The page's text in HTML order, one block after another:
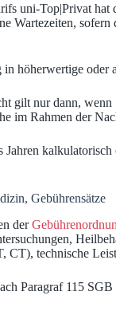
uni-Top|Privat hat
Wartezeiten,
höherwertige oder
gilt nur dann,
im Rahmen der
Gebührensätze
der
CT), technische
Paragraf 115